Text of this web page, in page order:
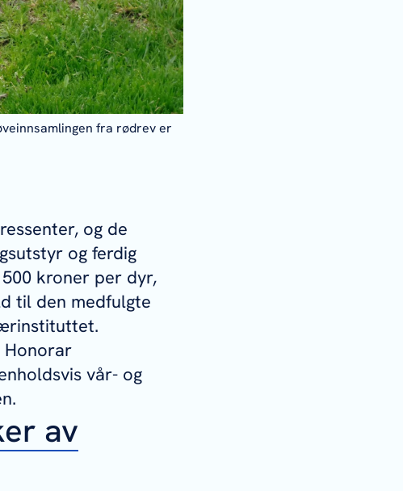
fra rødrev er
og de
og ferdig
kroner per dyr,
til den medfulgte
Honorar
vår- og
av